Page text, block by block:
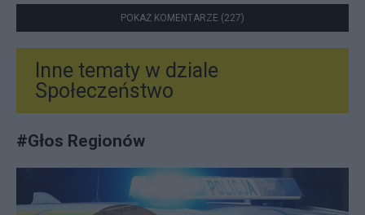
POKAŻ KOMENTARZE (227)
Inne tematy w dziale
Społeczeństwo
#Głos Regionów